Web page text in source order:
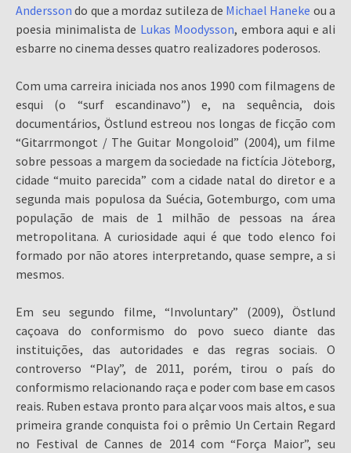
Andersson do que a mordaz sutileza de Michael Haneke ou a
poesia minimalista de Lukas Moodysson, embora aqui e ali
esbarre no cinema desses quatro realizadores poderosos.
Com uma carreira iniciada nos anos 1990 com filmagens de
esqui (o “surf escandinavo”) e, na sequência, dois
documentários, Östlund estreou nos longas de ficção com
“Gitarrmongot / The Guitar Mongoloid” (2004), um filme
sobre pessoas a margem da sociedade na fictícia Jöteborg,
cidade “muito parecida” com a cidade natal do diretor e a
segunda mais populosa da Suécia, Gotemburgo, com uma
população de mais de 1 milhão de pessoas na área
metropolitana. A curiosidade aqui é que todo elenco foi
formado por não atores interpretando, quase sempre, a si
mesmos.
Em seu segundo filme, “Involuntary” (2009), Östlund
caçoava do conformismo do povo sueco diante das
instituições, das autoridades e das regras sociais. O
controverso “Play”, de 2011, porém, tirou o país do
conformismo relacionando raça e poder com base em casos
reais. Ruben estava pronto para alçar voos mais altos, e sua
primeira grande conquista foi o prêmio Un Certain Regard
no Festival de Cannes de 2014 com “Força Maior”, seu